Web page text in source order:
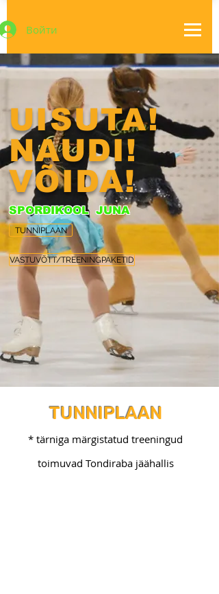
Войти
UISUTA!
NAUDI!
VÕIDA!
SPORDIKOOL JUNA
TUNNIPLAAN
VASTUVÕTT/TREENINGPAKETID
TUNNIPLAAN
* tärniga märgistatud treeningud
toimuvad Tondiraba jäähallis